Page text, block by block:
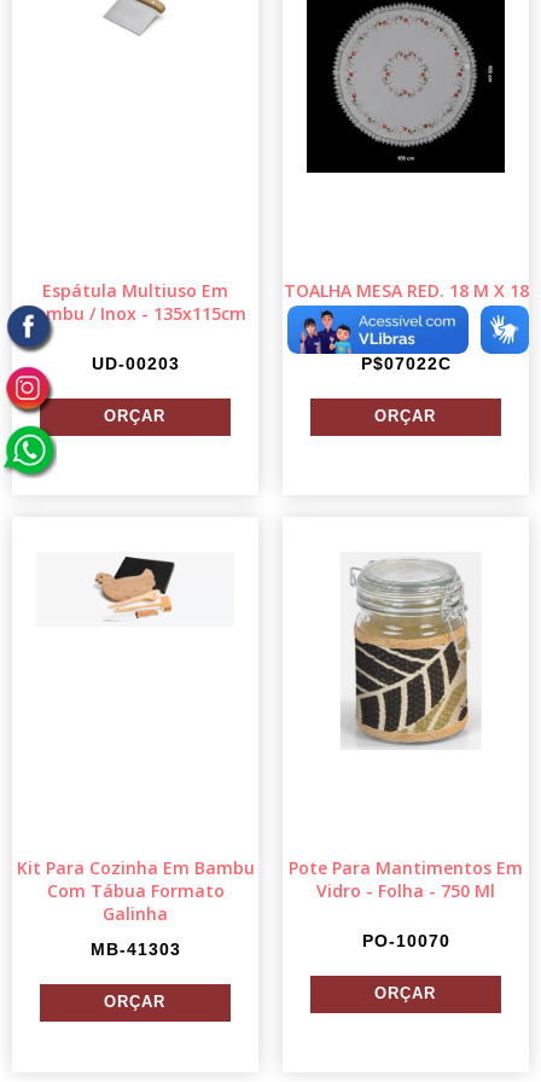
Espátula Multiuso Em
Bambu / Inox - 135x115cm
UD-00203
TOALHA MESA RED. 18 M X 18
M
P$07022C
Kit Para Cozinha Em Bambu
Com Tábua Formato
Galinha
MB-41303
Pote Para Mantimentos Em
Vidro - Folha - 750 Ml
PO-10070